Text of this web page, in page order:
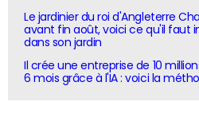
Le jardinier du roi d'Angleterre
avant fin août, voici ce qu'il faut
dans son jardin
Il crée une entreprise de 10
6 mois grâce à l'IA : voici la